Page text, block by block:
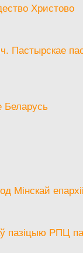
Христово
Пастырскае
Беларусь
Мінскай
пазіцыю РПЦ